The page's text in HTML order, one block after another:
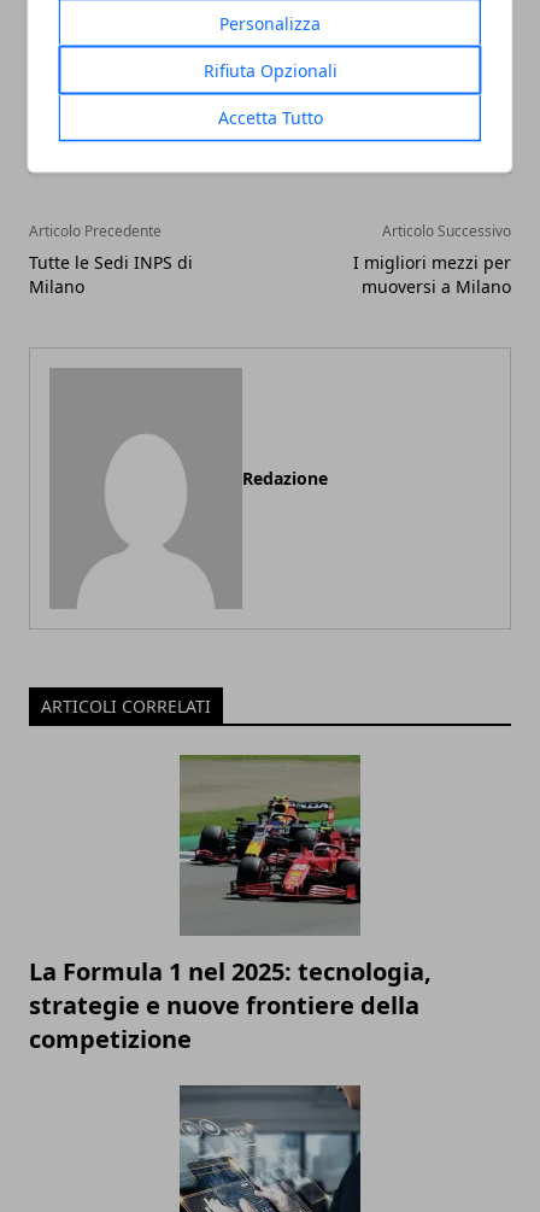
Personalizza
Rifiuta Opzionali
Accetta Tutto
Facebook
TwitterWhatsapp
Articolo Precedente
Tutte le Sedi INPS di
Milano
Articolo Successivo
I migliori mezzi per
muoversi a Milano
Redazione
ARTICOLI CORRELATI
La Formula 1 nel 2025: tecnologia,
strategie e nuove frontiere della
competizione